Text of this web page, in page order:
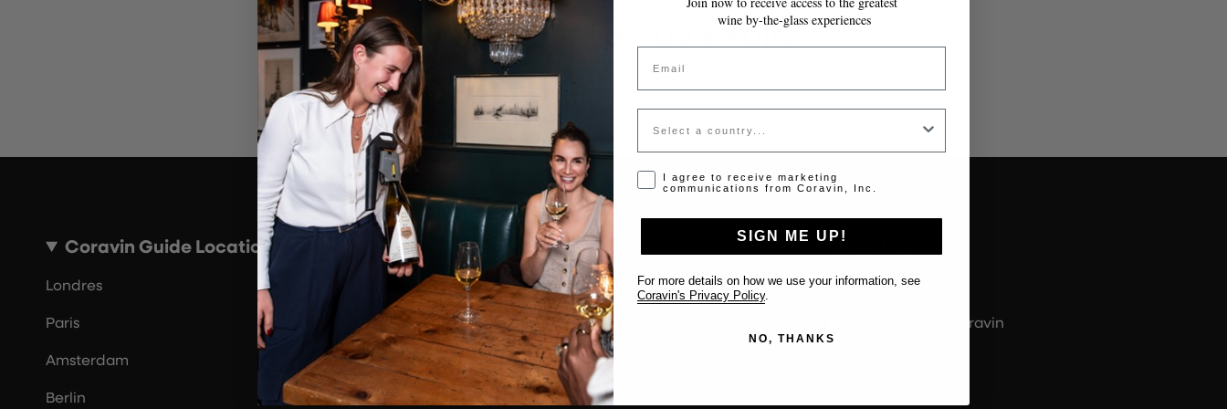
Jeton invalide ou expiré
Veuillez contacter l'administrateur pour un jeton valide.
Coravin Guide Locations
Londres
Paris
Amsterdam
Berlin
Support
Nous contacter
Inscrire votre établissement
FAQ
About us
À propos de Coravin
À propos du guide Coravin
wine by-the-glass experiences
Email
Country
Opt-in disclaimer
I agree to receive marketing
communications from Coravin, Inc.
SIGN ME UP!
For more details on how we use your information, see
Coravin's Privacy Policy
NO, THANKS